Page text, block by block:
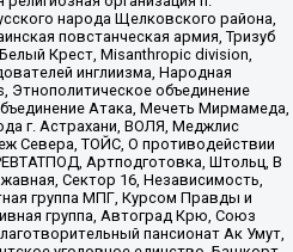
народа Щелковского района,
повстанческая армия, Тризуб
Крест, Misanthropic division,
инглиизма, Народная
Этнополитическое объединение
Атака, Мечеть Мирмамеда,
г. Астрахани, ВОЛЯ, Меджлис
Севера, ТОЙС, О противодействии
Артподготовка, Штольц, В
Сектор 16, Независимость,
группа МПГ, Курсом Правды и
группа, Автоград Крю, Союз
пансионат Ак Умут,